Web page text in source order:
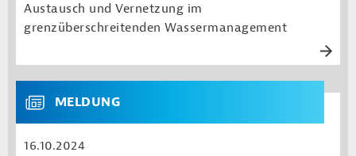
Austausch und Vernetzung im
grenzüberschreitenden Wassermanagement
MELDUNG
16.10.2024